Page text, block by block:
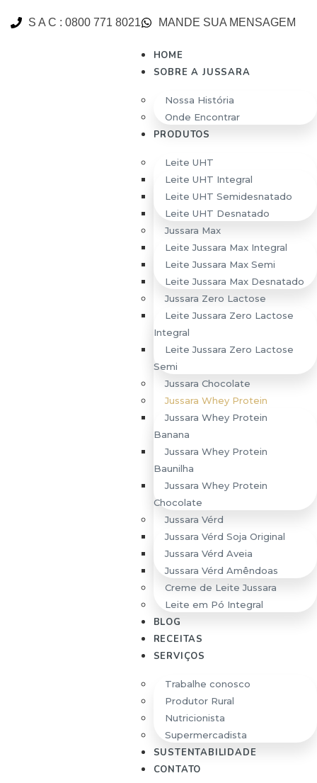
S A C : 0800 771 8021 MANDE SUA MENSAGEM
HOME
SOBRE A JUSSARA
Nossa História
Onde Encontrar
PRODUTOS
Leite UHT
Leite UHT Integral
Leite UHT Semidesnatado
Leite UHT Desnatado
Jussara Max
Leite Jussara Max Integral
Leite Jussara Max Semi
Leite Jussara Max Desnatado
Jussara Zero Lactose
Leite Jussara Zero Lactose
Integral
Leite Jussara Zero Lactose
Semi
Jussara Chocolate
Jussara Whey Protein
Jussara Whey Protein
Banana
Jussara Whey Protein
Baunilha
Jussara Whey Protein
Chocolate
Jussara Vérd
Jussara Vérd Soja Original
Jussara Vérd Aveia
Jussara Vérd Amêndoas
Creme de Leite Jussara
Leite em Pó Integral
BLOG
RECEITAS
SERVIÇOS
Trabalhe conosco
Produtor Rural
Nutricionista
Supermercadista
SUSTENTABILIDADE
CONTATO
JUSSARA WHEY
A Jussara conta com 25 postos de captação de leite
nos estados de São Paulo, Minas Gerais, Mato
Grosso do Sul, Paraná e Goiás, que recebem leite
diariamente de 4.000 produtores rurais.
Whey
Protein
Baunilha
Embalagem de 250ml
Whey
Protein
Siga a
vaquinha